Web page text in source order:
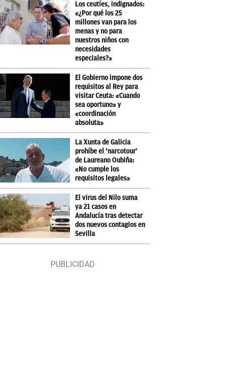
Los ceutíes, indignados:
«¿Por qué los 25
millones van para los
menas y no para
nuestros niños con
necesidades
especiales?»
El Gobierno impone dos
requisitos al Rey para
visitar Ceuta: «Cuando
sea oportuno» y
«coordinación
absoluta»
La Xunta de Galicia
prohíbe el ‘narcotour’
de Laureano Oubiña:
«No cumple los
requisitos legales»
El virus del Nilo suma
ya 21 casos en
Andalucía tras detectar
dos nuevos contagios en
Sevilla